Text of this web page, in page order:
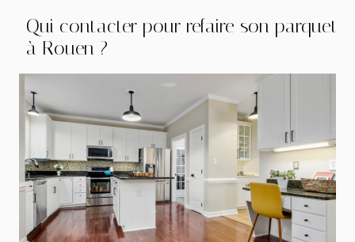
Qui contacter pour refaire son parquet
à Rouen ?